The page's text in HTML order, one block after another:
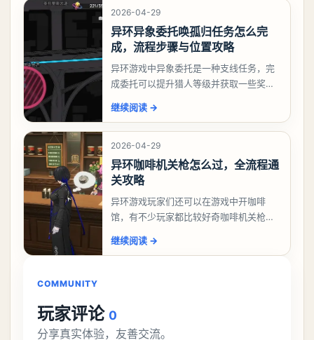
2026-04-29
异环异象委托唤孤归任务怎么完
成，流程步骤与位置攻略
异环游戏中异象委托是一种支线任务，完
成委托可以提升猎人等级并获取一些奖
么做，今天游戏熊就来告诉大家。异环异
象委托唤孤归任务攻
继续阅读 →
2026-04-29
异环咖啡机关枪怎么过，全流程通
关攻略
异环游戏玩家们还可以在游戏中开咖啡
馆，有不少玩家都比较好奇咖啡机关枪应
机关枪攻略。异环咖啡机关枪怎么过一、
继续阅读 →
COMMUNITY
玩家评论 0
分享真实体验，友善交流。